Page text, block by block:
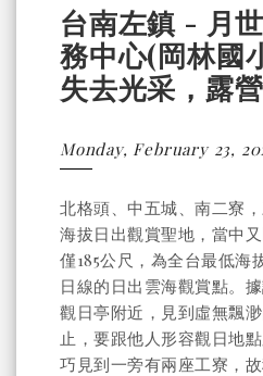
台南左鎮 - 月
務中心(岡林國
失去光采，露
Monday, February 23,
北格頭、中五城、南二寮
海拔日出觀賞聖地，當中
僅185公尺，為全台最低海
日線的日出雲海觀賞點。
觀日亭附近，見到虛無飄
止，要跟他人形容觀日地
巧見到一旁有兩座工寮，